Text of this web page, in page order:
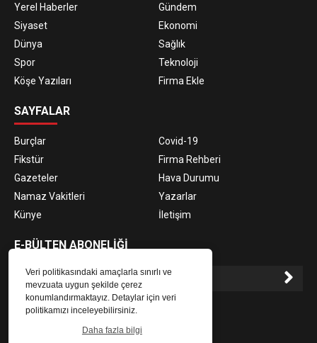
Veri politikasındaki amaçlarla sınırlı ve
mevzuata uygun şekilde çerez
konumlandırmaktayız. Detaylar için veri
politikamızı inceleyebilirsiniz.
Daha fazla bilgi
Yerel Haberler
Gündem
Siyaset
Ekonomi
Dünya
Sağlık
Spor
Teknoloji
Köşe Yazıları
Firma Ekle
SAYFALAR
Burçlar
Covid-19
Fikstür
Firma Rehberi
Gazeteler
Hava Durumu
Namaz Vakitleri
Yazarlar
Künye
İletişim
E-BÜLTEN ABONELİĞİ
E-Bülten aboneliği ile haberlere daha hızlı erişin.